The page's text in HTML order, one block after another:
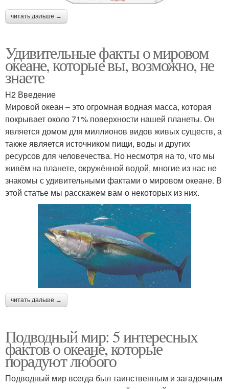
читать дальше →
Удивительные факты о мировом
океане, которые вы, возможно, не
знаете
H2 Введение
Мировой океан – это огромная водная масса, которая
покрывает около 71% поверхности нашей планеты. Он
является домом для миллионов видов живых существ, а
также является источником пищи, воды и других
ресурсов для человечества. Но несмотря на то, что мы
живём на планете, окружённой водой, многие из нас не
знакомы с удивительными фактами о мировом океане. В
этой статье мы расскажем вам о некоторых из них.
читать дальше →
Подводный мир: 5 интересных
фактов о океане, которые
порадуют любого
Подводный мир всегда был таинственным и загадочным